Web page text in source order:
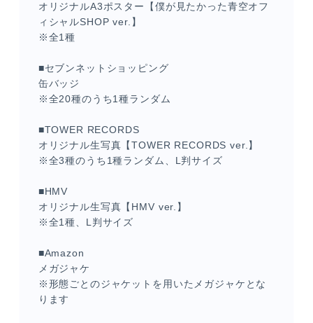
オリジナルA3ポスター【僕が見たかった青空オフ
ィシャルSHOP ver.】
※全1種
■セブンネットショッピング
缶バッジ
※全20種のうち1種ランダム
■TOWER RECORDS
オリジナル生写真【TOWER RECORDS ver.】
※全3種のうち1種ランダム、L判サイズ
■HMV
オリジナル生写真【HMV ver.】
※全1種、L判サイズ
■Amazon
メガジャケ
※形態ごとのジャケットを用いたメガジャケとな
ります